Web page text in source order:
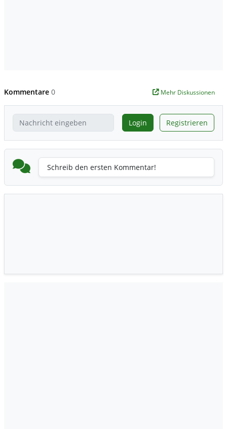
Kommentare 0 Mehr Diskussionen
Login Registrieren
Schreib den ersten Kommentar!